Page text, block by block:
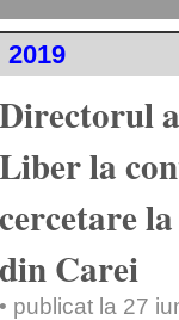
2019
Directorul
Liber la
cercetare
din Carei
• publicat la 27